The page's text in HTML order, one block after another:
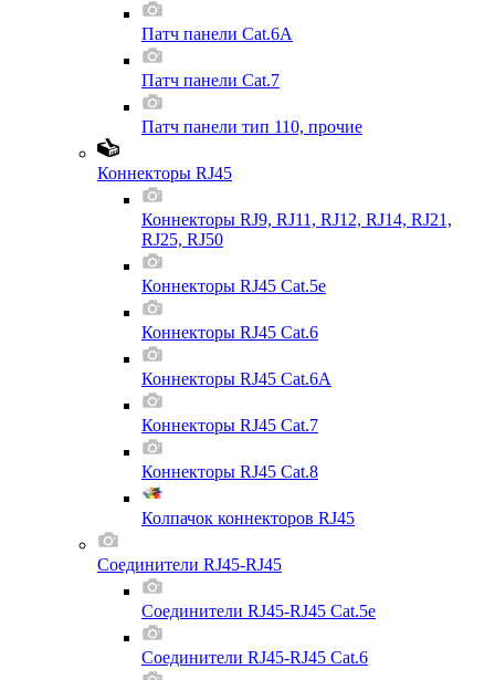
Патч панели Cat.6A
Патч панели Cat.7
Патч панели тип 110, прочие
Коннекторы RJ45
Коннекторы RJ9, RJ11, RJ12, RJ14, RJ21,
RJ25, RJ50
Коннекторы RJ45 Cat.5e
Коннекторы RJ45 Cat.6
Коннекторы RJ45 Cat.6A
Коннекторы RJ45 Cat.7
Коннекторы RJ45 Cat.8
Колпачок коннекторов RJ45
Соединители RJ45-RJ45
Соединители RJ45-RJ45 Cat.5e
Соединители RJ45-RJ45 Cat.6